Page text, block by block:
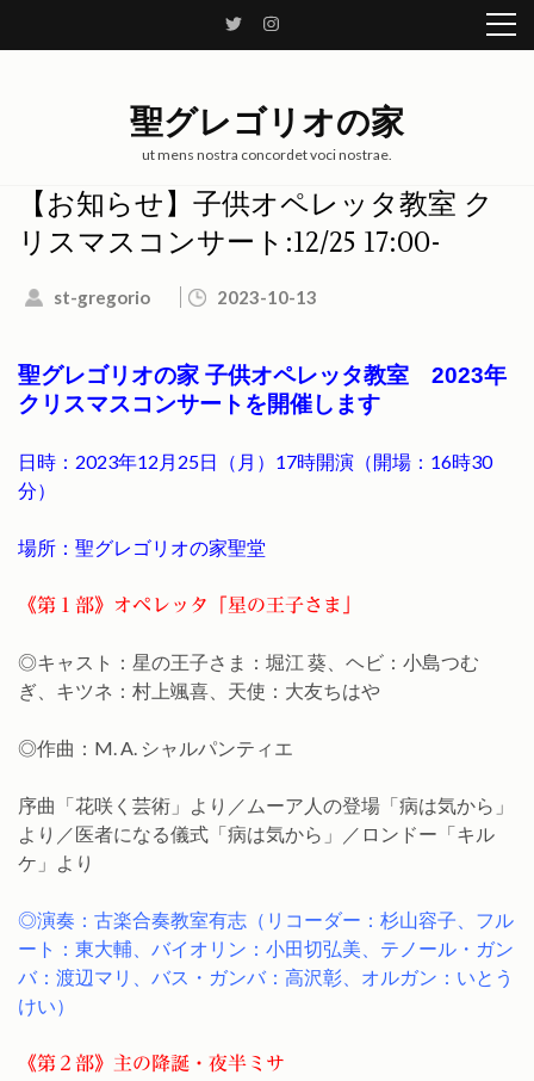
(Enter
す)
聖グレゴリオの家
ut mens nostra concordet voci nostrae.
【お知らせ】子供オペレッタ教室 ク
リスマスコンサート:12/25 17:00-
st-gregorio 2023-10-13
聖グレゴリオの家 子供オペレッタ教室 2023年
クリスマスコンサートを開催します
日時：2023年12月25日（月）17時開演（開場：16時30
分）
場所：聖グレゴリオの家聖堂
《第１部》オペレッタ「星の王子さま」
◎キャスト：星の王子さま：堀江 葵、ヘビ：小島つむ
ぎ、キツネ：村上颯喜、天使：大友ちはや
◎作曲：M. A. シャルパンティエ
序曲「花咲く芸術」より／ムーア人の登場「病は気から」
より／医者になる儀式「病は気から」／ロンドー「キル
ケ」より
◎演奏：古楽合奏教室有志（リコーダー：杉山容子、フル
ート：東大輔、バイオリン：小田切弘美、テノール・ガン
バ：渡辺マリ、バス・ガンバ：高沢彰、オルガン：いとう
けい）
《第２部》主の降誕・夜半ミサ